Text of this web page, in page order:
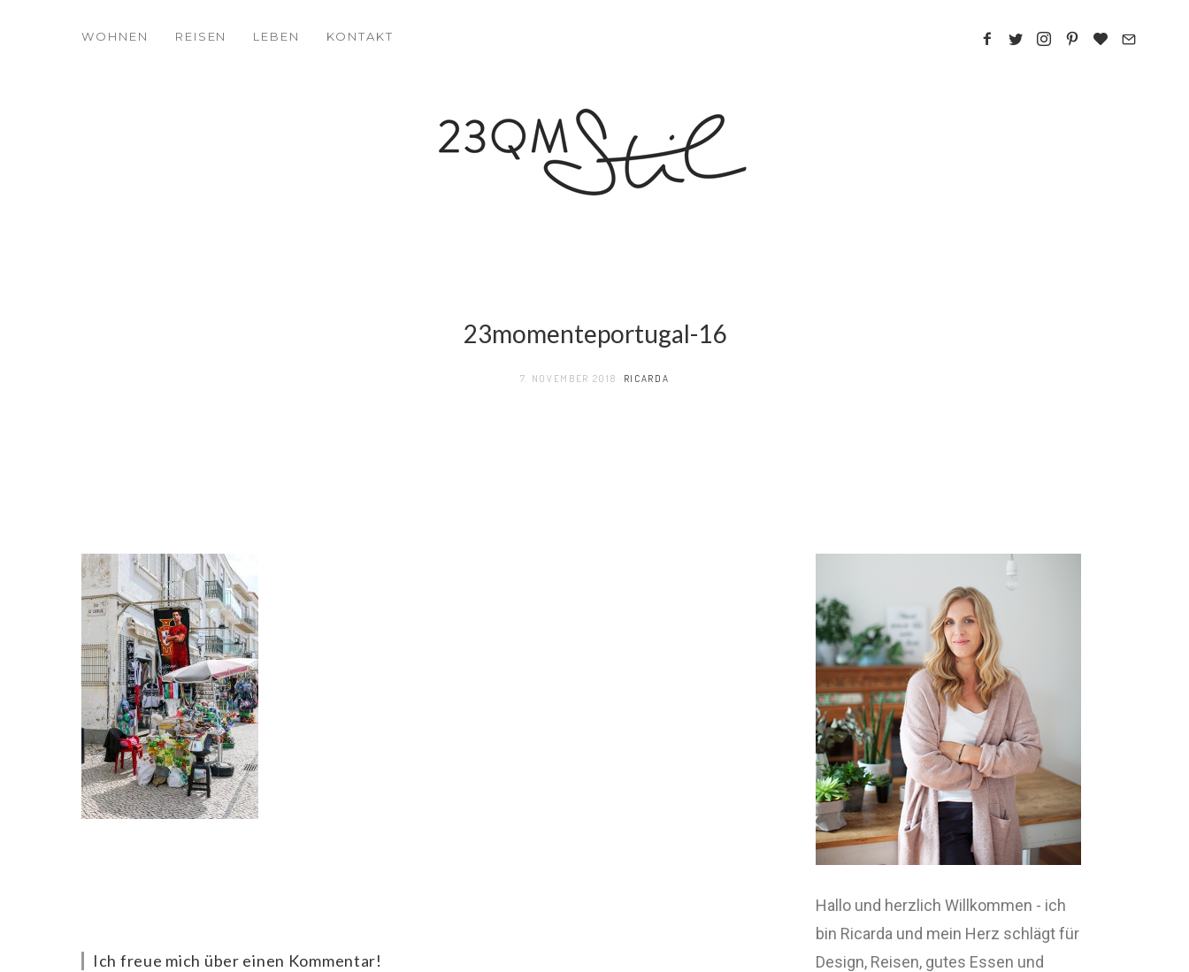
WOHNEN REISEN LEBEN KONTAKT
23momenteportugal-16
7. NOVEMBER 2018 RICARDA
Ich freue mich über einen Kommentar!
Hallo und herzlich Willkommen - ich
bin Ricarda und mein Herz schlägt für
Design, Reisen, gutes Essen und